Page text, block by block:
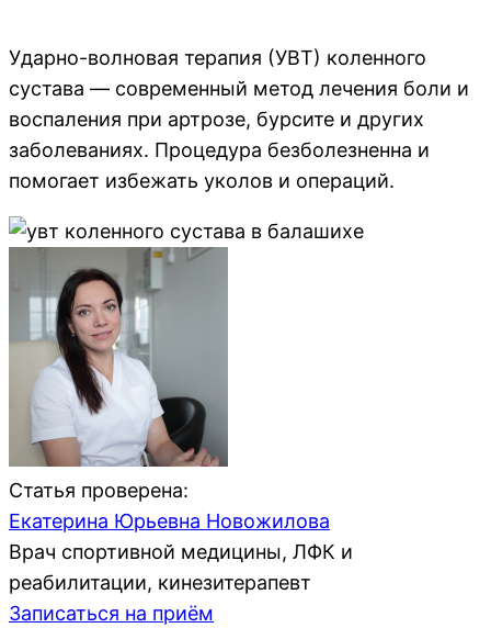
Ударно-волновая терапия (УВТ) коленного
сустава — современный метод лечения боли и
воспаления при артрозе, бурсите и других
заболеваниях. Процедура безболезненна и
помогает избежать уколов и операций.
Статья проверена:
Екатерина Юрьевна Новожилова
Врач спортивной медицины, ЛФК и
реабилитации, кинезитерапевт
Записаться на приём